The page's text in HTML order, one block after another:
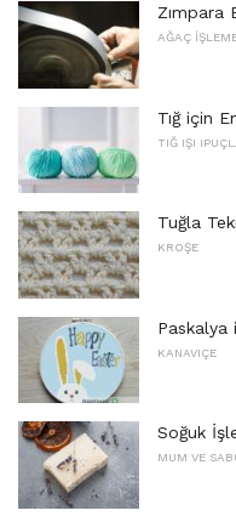
Zımpara
AĞAÇ
Tığ için
TIĞ IŞI
Tuğla
KROŞE
Paskalya
KANAVIÇE
Soğuk
MUM VE